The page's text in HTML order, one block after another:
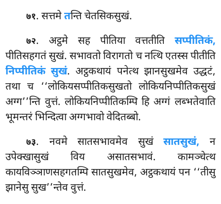
७१. सत्तमेतन्ति चेतसिकसुखं.
७२. अट्ठमे सह पीतिया वत्ततीति सप्पीतिकं,
पीतिसहगतं सुखं. सभावतो विरागतो च नत्थि एतस्स पीतीति
निप्पीतिकं सुखं. अट्ठकथायं पनेत्थ झानसुखमेव उद्धटं,
तथा च ‘‘लोकियसप्पीतिकसुखतो लोकियनिप्पीतिकसुखं
अग्ग’’न्ति वुत्तं. लोकियनिप्पीतिकम्पि हि अग्गं लब्भतेवाति
भूमन्तरं भिन्दित्वा अग्गभावो वेदितब्बो.
७३. नवमे सातसभावमेव सुखंसातसुखं, न
उपेक्खासुखं विय असातसभावं. कामञ्चेत्थ
कायविञ्ञाणसहगतम्पि सातसुखमेव, अट्ठकथायं पन ‘‘तीसु
झानेसु सुख’’न्तेव वुत्तं.